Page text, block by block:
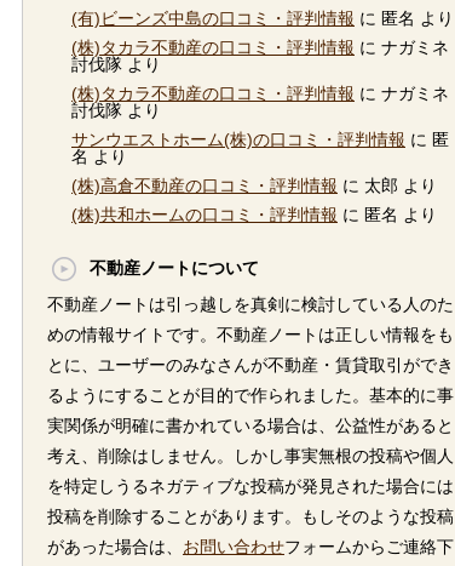
(有)ビーンズ中島の口コミ・評判情報 に 匿名 より
(株)タカラ不動産の口コミ・評判情報 に ナガミネ
討伐隊 より
(株)タカラ不動産の口コミ・評判情報 に ナガミネ
討伐隊 より
サンウエストホーム(株)の口コミ・評判情報 に 匿
名 より
(株)高倉不動産の口コミ・評判情報 に 太郎 より
(株)共和ホームの口コミ・評判情報 に 匿名 より
不動産ノートについて
不動産ノートは引っ越しを真剣に検討している人のた
めの情報サイトです。不動産ノートは正しい情報をも
とに、ユーザーのみなさんが不動産・賃貸取引ができ
るようにすることが目的で作られました。基本的に事
実関係が明確に書かれている場合は、公益性があると
考え、削除はしません。しかし事実無根の投稿や個人
を特定しうるネガティブな投稿が発見された場合には
投稿を削除することがあります。もしそのような投稿
があった場合は、 お問い合わせフォームからご連絡下